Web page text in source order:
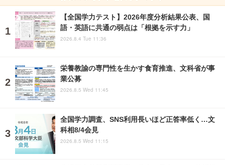
【全国学力テスト】2026年度分析結果公表、国
語・英語に共通の弱点は「根拠を示す力」
2026.8.4 Tue 11:36
栄養教諭の専門性を生かす食育推進、文科省が事
業公募
2026.8.5 Wed 11:45
全国学力調査、SNS利用長いほど正答率低く…文
科相8/4会見
2026.8.5 Wed 11:15